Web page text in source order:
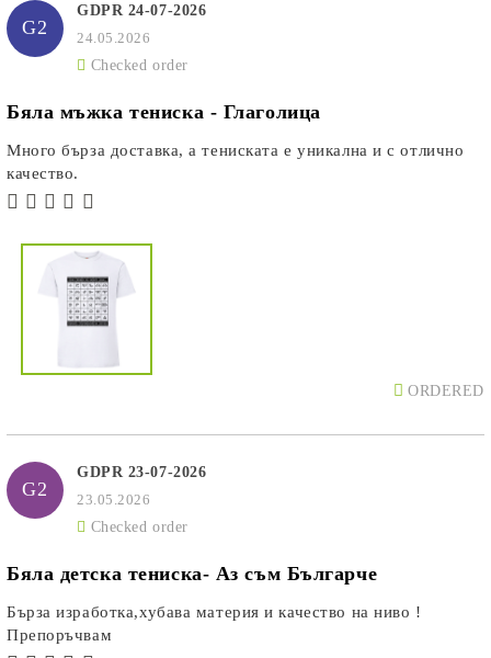
G2
GDPR 24-07-2026
24.05.2026
Checked order
Бяла мъжка тениска - Глаголица
Много бърза доставка, а тениската е уникална и с отлично
качество.
ORDERED
G2
GDPR 23-07-2026
23.05.2026
Checked order
Бяла детска тениска- Аз съм Българче
Бърза изработка,хубава материя и качество на ниво !
Препоръчвам